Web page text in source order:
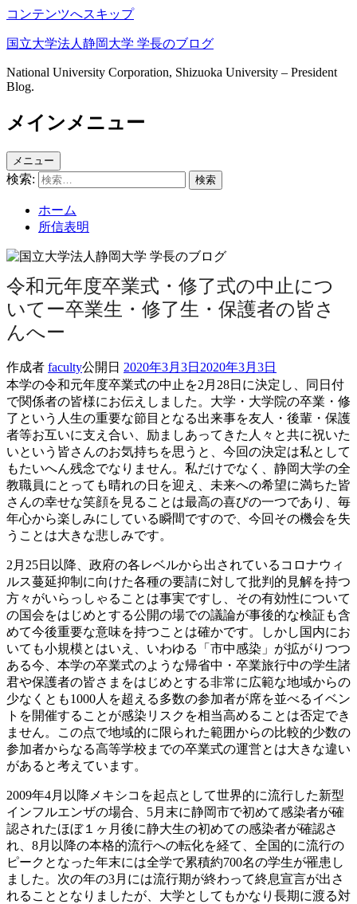
コンテンツへスキップ
国立大学法人静岡大学 学長のブログ
National University Corporation, Shizuoka University – President
Blog.
メインメニュー
メニュー
検索:
ホーム
所信表明
令和元年度卒業式・修了式の中止につ
いてー卒業生・修了生・保護者の皆さ
んへー
作成者 faculty公開日 2020年3月3日 2020年3月3日
本学の令和元年度卒業式の中止を2月28日に決定し、同日付
で関係者の皆様にお伝えしました。大学・大学院の卒業・修
了という人生の重要な節目となる出来事を友人・後輩・保護
者等お互いに支え合い、励ましあってきた人々と共に祝いた
いという皆さんのお気持ちを思うと、今回の決定は私として
もたいへん残念でなりません。私だけでなく、静岡大学の全
教職員にとっても晴れの日を迎え、未来への希望に満ちた皆
さんの幸せな笑顔を見ることは最高の喜びの一つであり、毎
年心から楽しみにしている瞬間ですので、今回その機会を失
うことは大きな悲しみです。
2月25日以降、政府の各レベルから出されているコロナウィ
ルス蔓延抑制に向けた各種の要請に対して批判的見解を持つ
方々がいらっしゃることは事実ですし、その有効性について
の国会をはじめとする公開の場での議論が事後的な検証も含
めて今後重要な意味を持つことは確かです。しかし国内にお
いても小規模とはいえ、いわゆる「市中感染」が拡がりつつ
ある今、本学の卒業式のような帰省中・卒業旅行中の学生諸
君や保護者の皆さまをはじめとする非常に広範な地域からの
少なくとも1000人を超える多数の参加者が席を並べるイベン
トを開催することが感染リスクを相当高めることは否定でき
ません。この点で地域的に限られた範囲からの比較的少数の
参加者からなる高等学校までの卒業式の運営とは大きな違い
があると考えています。
2009年4月以降メキシコを起点として世界的に流行した新型
インフルエンザの場合、5月末に静岡市で初めて感染者が確
認されたほぼ１ヶ月後に静大生の初めての感染者が確認さ
れ、8月以降の本格的流行への転化を経て、全国的に流行の
ピークとなった年末には全学で累積約700名の学生が罹患し
ました。次の年の3月には流行期が終わって終息宣言が出さ
れることとなりましたが、大学としてもかなり長期に渡る対